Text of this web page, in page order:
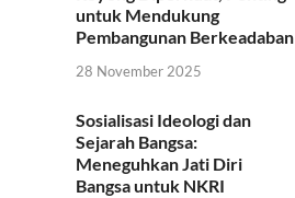
untuk Mendukung
Pembangunan Berkeadaban
28 November 2025
Sosialisasi Ideologi dan
Sejarah Bangsa:
Meneguhkan Jati Diri
Bangsa untuk NKRI